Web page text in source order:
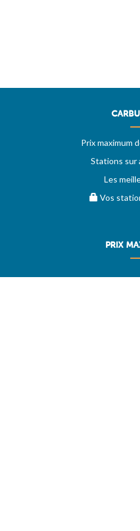
Prix maximum
Stations sur
Les
Vos
PRIX